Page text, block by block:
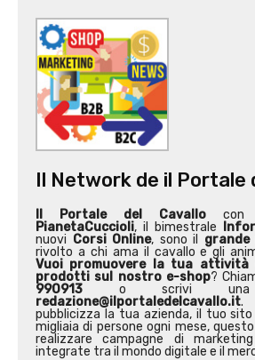
Il Network de il Portale
Il Portale del Cavallo con
PianetaCuccioli, il bimestrale
nuovi Corsi Online, sono il
rivolto a chi ama il cavallo e gli
Vuoi promuovere la tua attività
prodotti sul nostro e-shop?
990913 o scrivi una
redazione@ilportaledelcavallo.it.
pubblicizza la tua azienda, il tuo
migliaia di persone ogni mese,
realizzare campagne di
integrate tra il mondo digitale e il